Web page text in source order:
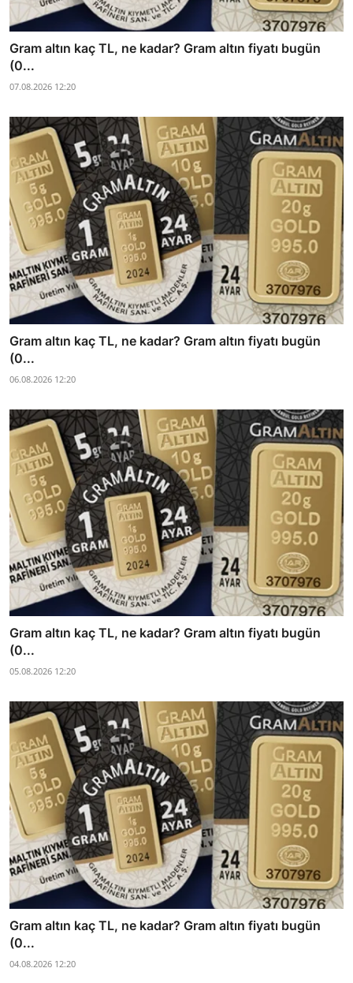
Gram altın kaç TL, ne kadar? Gram altın fiyatı bugün
(0...
07.08.2026 12:20
Gram altın kaç TL, ne kadar? Gram altın fiyatı bugün
(0...
06.08.2026 12:20
Gram altın kaç TL, ne kadar? Gram altın fiyatı bugün
(0...
05.08.2026 12:20
Gram altın kaç TL, ne kadar? Gram altın fiyatı bugün
(0...
04.08.2026 12:20